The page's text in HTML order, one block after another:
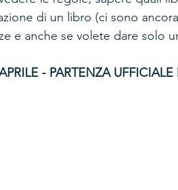
di un libro (ci sono
e anche se volete dare solo
- PARTENZA